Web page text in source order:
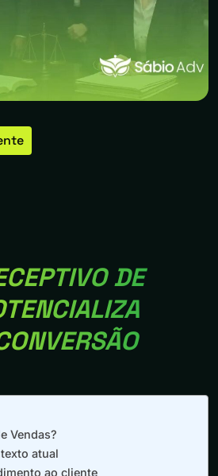
DE
Vendas?
atual
ao cliente